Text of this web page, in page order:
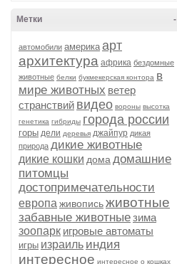
-
Метки
автомобили америка арт
архитектура африка бездомные
животные белки букмекерская контора в
мире животных ветер
странствий видео вороны высотка
генетика гибриды города россии
горы дели деревья джайпур дикая
природа дикие животные
дикие кошки дома домашние
питомцы
достопримечательности
европа живописьживотные
забавные животныезима
зоопарк игровые автоматы
игры израиль индия
интересное интересное о кошках